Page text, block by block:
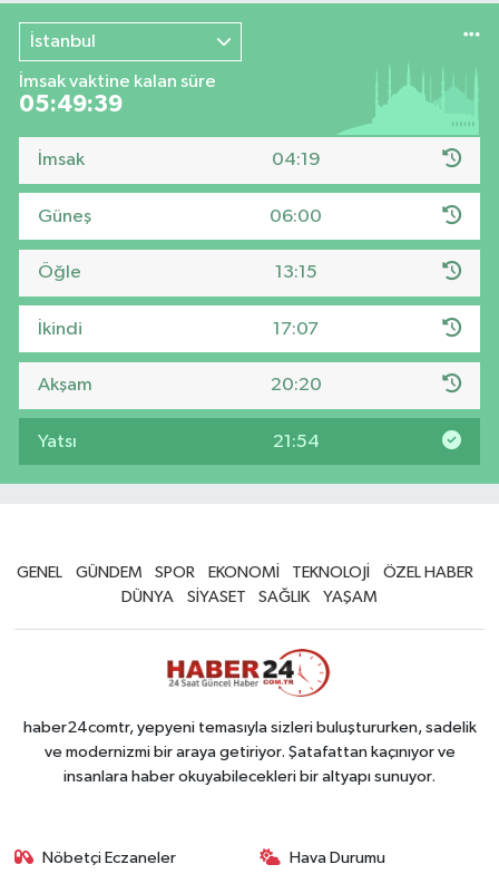
İstanbul
İmsak vaktine kalan süre
05:49:38
İmsak 04:19
Güneş 06:00
Öğle 13:15
İkindi 17:07
Akşam 20:20
Yatsı 21:54
GENEL GÜNDEM SPOR EKONOMİ TEKNOLOJİ
ÖZEL HABER
DÜNYA
SİYASET SAĞLIK YAŞAM
haber24comtr, yepyeni temasıyla sizleri buluştururken, sadelik
ve modernizmi bir araya getiriyor. Şatafattan kaçınıyor ve
insanlara haber okuyabilecekleri bir altyapı sunuyor.
Nöbetçi Eczaneler Hava Durumu